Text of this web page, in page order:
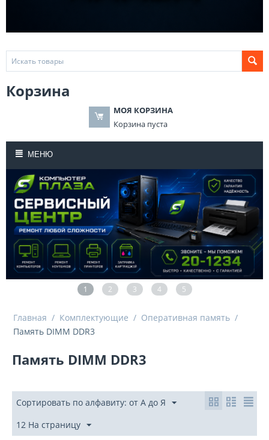
Корзина
МОЯ КОРЗИНА
Корзина пуста
МЕНЮ
1 2 3 4 5
Главная / Комплектующие / Оперативная память /
Память DIMM DDR3
Память DIMM DDR3
Сортировать по алфавиту: от А до Я
12 На страницу